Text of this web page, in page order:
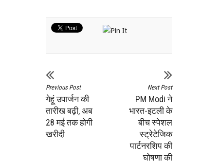
Previous Post
गेहूं उपार्जन की
तारीख बढ़ी, अब
28 मई तक होगी
खरीदी
Next Post
PM Modi ने
भारत-इटली के
बीच स्पेशल
स्ट्रेटेजिक
पार्टनरशिप की
घोषणा की